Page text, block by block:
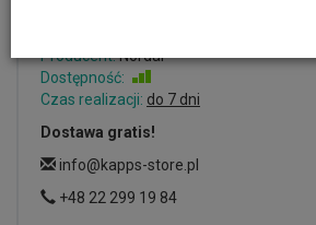
Producent:Nordal
Dostępność:
Czas realizacji: do 7 dni
Dostawa gratis!
info@kapps-store.pl
+48 22 299 19 84